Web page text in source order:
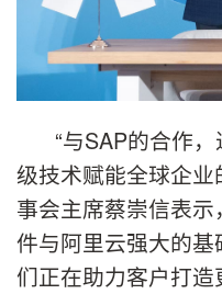
“与SAP的合作
级技术赋能全球企
事会主席蔡崇信表
件与阿里云强大的
们正在助力客户打